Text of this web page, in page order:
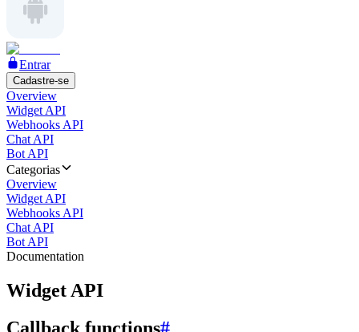
Entrar
Cadastre-se
Overview
Widget API
Webhooks API
Chat API
Bot API
Categorias
Overview
Widget API
Webhooks API
Chat API
Bot API
Documentation
Widget API